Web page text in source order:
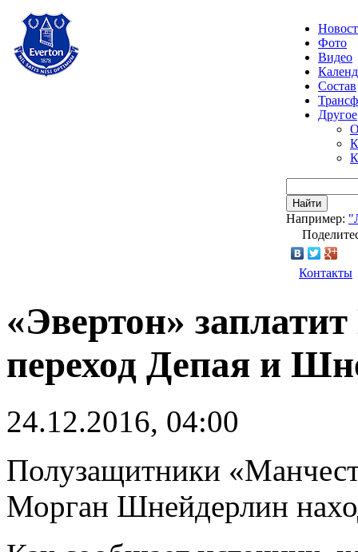
Фото
Видео
Состав
Другое
Найти
Например:
Контакты
«Эвертон»
переход Депая и
24.12.2016, 04:00
Полузащитники
Морган Шнейдерлин